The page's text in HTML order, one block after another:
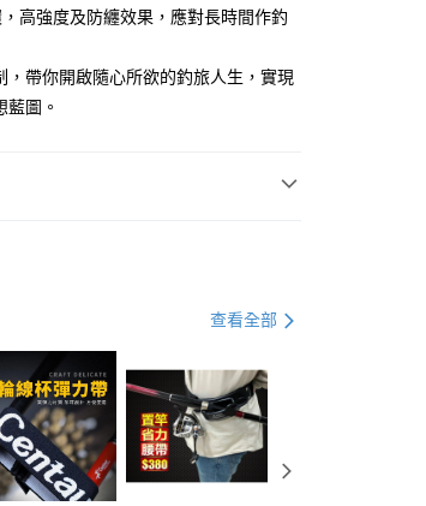
分期」之契約關係目的，商店將以您的個人
帳單所需資料之確認、核對及更正。
下連結：https://oppay.tw/userRule
享後付 」之結帳頁面顯示為準，若有關於
退款等相關疑問，請聯繫「AFTEE先享後
瀏覽以下網址：
意申辦者引起之損失，本公司不負相關責
；若仍有額度不足之情形，本公司將視審查
用他人資訊註冊。若發現惡意使用之情
有權停止該用戶之使用額度並採取法律行
含以上)免運費
單，請聯繫客服）
含以上)免運費
高強度及防纏效果，應對長時間作釣
，帶你開啟隨心所欲的釣旅人生，實現
圖。
查看全部